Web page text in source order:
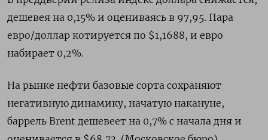
дешевея на 0,15% и оцениваясь в 97,95. Пара
евро/доллар котируется по $1,1688, и евро
набирает 0,2%.
На рынке нефти базовые сорта сохраняют
негативную динамику, начатую накануне,
баррель Brent дешевеет на 0,7% с начала дня и